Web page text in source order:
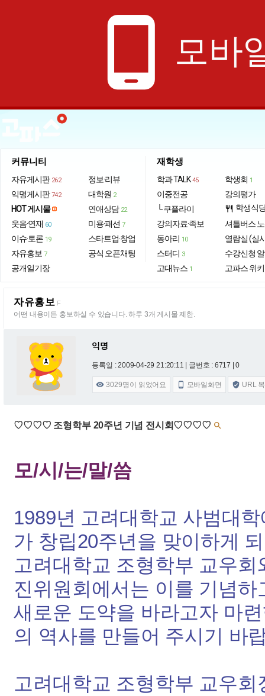
phone_android 모바
커뮤니티
자유게시판 262
익명게시판 742
HOT 게시물
웃음·연재 60
이슈·토론 19
자유홍보 7
공개일기장
정보·리뷰
대학원 2
연애상담 22
미용·패션 7
스타트업·창업
공식 오픈채팅
재학생
학과 TALK 45
이중전공
└ 쿠플라이
강의자료·족보
동아리 10
스터디 3
고대뉴스 1
학생회 1
강의평가
restaurant 학생식
셔틀버스
열람실 (실
수강신청
고파스 위키
자유홍보 F
어떤 내용이든 홍보하실 수 있습니다. 하루 3개 게시물 제한.
익명
등록일 : 2009-04-29 21:20:11 | 글번호 : 6717 | 0
 3029명이 읽었어요  모바일화면  URL
♡♡♡♡ 조형학부 20주년 기념 전시회♡♡♡♡ 
모/시/는/말/씀
1989년 고려대학교 사범대
가 창립20주년을 맞이하게
고려대학교 조형학부 교우
진위원회에서는 이를 기념
새로운 도약을 바라고자 마
의 역사를 만들어 주시기 바
고려대학교 조형학부 교우회